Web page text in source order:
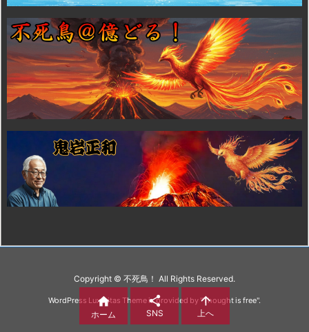
Copyright © 不死鳥！ All Rights Reserved.
WordPress Luxeritas Theme is provided by "Thought is free".

ホーム

SNS

上へ